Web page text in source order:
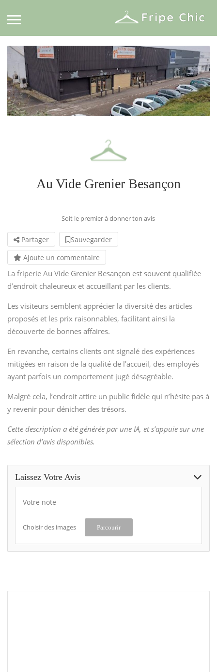
Au Vide Grenier Besançon
Soit le premier à donner ton avis
Partager
Sauvegarder
Ajoute un commentaire
La friperie Au Vide Grenier Besançon est souvent qualifiée
d’endroit chaleureux et accueillant par les clients.
Les visiteurs semblent apprécier la diversité des articles
proposés et les prix raisonnables, facilitant ainsi la
découverte de bonnes affaires.
En revanche, certains clients ont signalé des expériences
mitigées en raison de la qualité de l’accueil, des employés
ayant parfois un comportement jugé désagréable.
Malgré cela, l’endroit attire un public fidèle qui n’hésite pas à
y revenir pour dénicher des trésors.
Cette description a été générée par une IA, et s’appuie sur une
sélection d’avis disponibles.
Laissez Votre Avis
Votre note
Choisir des images Parcourir